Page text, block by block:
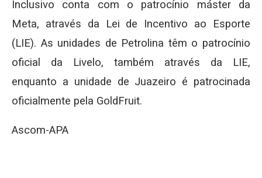
Inclusivo conta com o patrocínio máster da
Meta, através da Lei de Incentivo ao Esporte
(LIE). As unidades de Petrolina têm o patrocínio
oficial da Livelo, também através da LIE,
enquanto a unidade de Juazeiro é patrocinada
oficialmente pela GoldFruit.
Ascom-APA